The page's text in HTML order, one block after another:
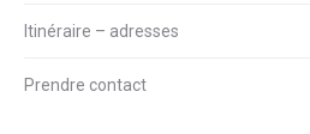
Itinéraire – adresses
Prendre contact